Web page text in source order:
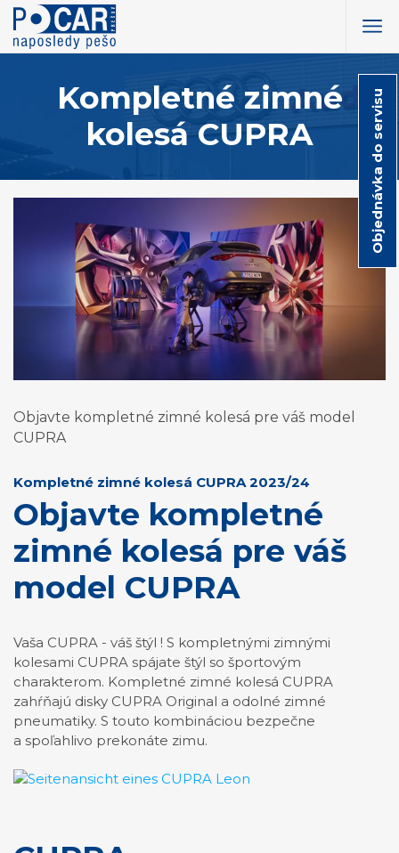
Kompletné zimné
kolesá CUPRA
Objavte kompletné zimné kolesá pre váš model
CUPRA
Kompletné zimné kolesá CUPRA 2023/24
Objavte kompletné
zimné kolesá pre váš
model CUPRA
Vaša CUPRA - váš štýl ! S kompletnými zimnými
kolesami CUPRA spájate štýl so športovým
charakterom. Kompletné zimné kolesá CUPRA
zahŕňajú disky CUPRA Original a odolné zimné
pneumatiky. S touto kombináciou bezpečne
a spoľahlivo prekonáte zimu.
Objednávka do servisu